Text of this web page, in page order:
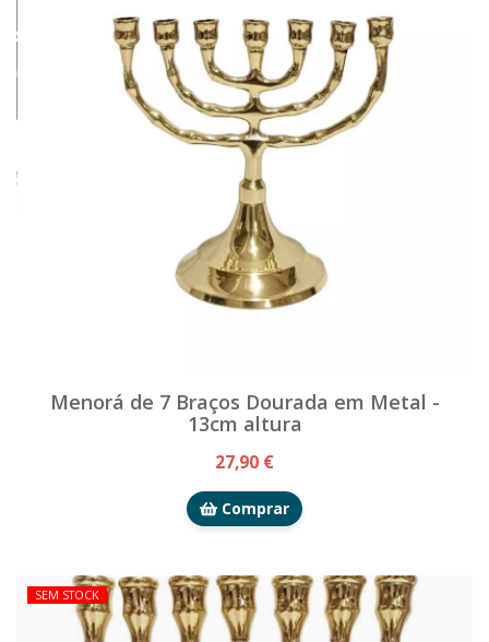
Menorá de 7 Braços Dourada em Metal -
13cm altura
27,90 €
Comprar
SEM STOCK